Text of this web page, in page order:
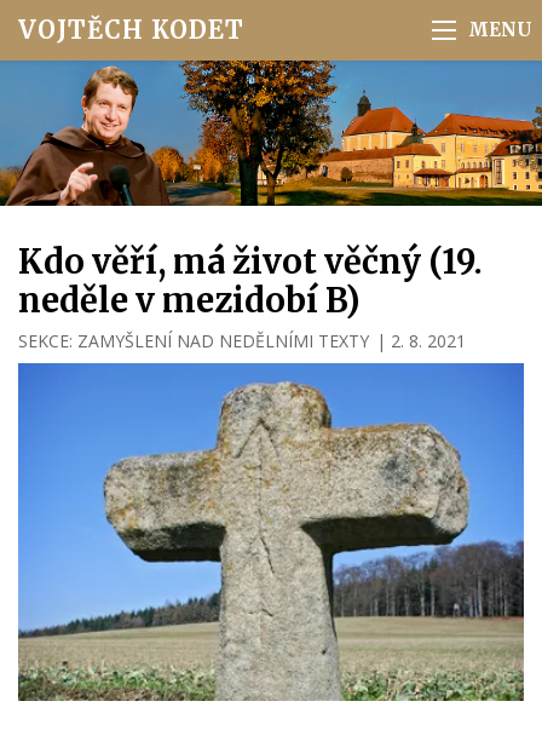
VOJTĚCH KODET
Kdo věří, má život věčný (19.
neděle v mezidobí B)
SEKCE: ZAMYŠLENÍ NAD NEDĚLNÍMI TEXTY | 2. 8. 2021